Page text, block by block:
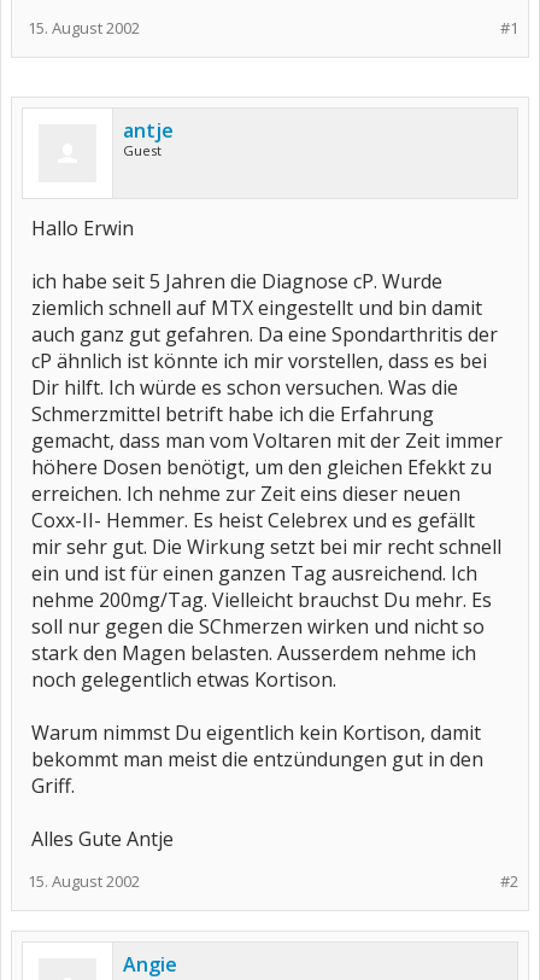
#1
15. August 2002
antje
Guest
Hallo Erwin
ich habe seit 5 Jahren die Diagnose cP. Wurde
ziemlich schnell auf MTX eingestellt und bin damit
auch ganz gut gefahren. Da eine Spondarthritis der
cP ähnlich ist könnte ich mir vorstellen, dass es bei
Dir hilft. Ich würde es schon versuchen. Was die
Schmerzmittel betrift habe ich die Erfahrung
gemacht, dass man vom Voltaren mit der Zeit immer
höhere Dosen benötigt, um den gleichen Efekkt zu
erreichen. Ich nehme zur Zeit eins dieser neuen
Coxx-II- Hemmer. Es heist Celebrex und es gefällt
mir sehr gut. Die Wirkung setzt bei mir recht schnell
ein und ist für einen ganzen Tag ausreichend. Ich
nehme 200mg/Tag. Vielleicht brauchst Du mehr. Es
soll nur gegen die SChmerzen wirken und nicht so
stark den Magen belasten. Ausserdem nehme ich
noch gelegentlich etwas Kortison.
Warum nimmst Du eigentlich kein Kortison, damit
bekommt man meist die entzündungen gut in den
Griff.
Alles Gute Antje
#2
15. August 2002
Angie